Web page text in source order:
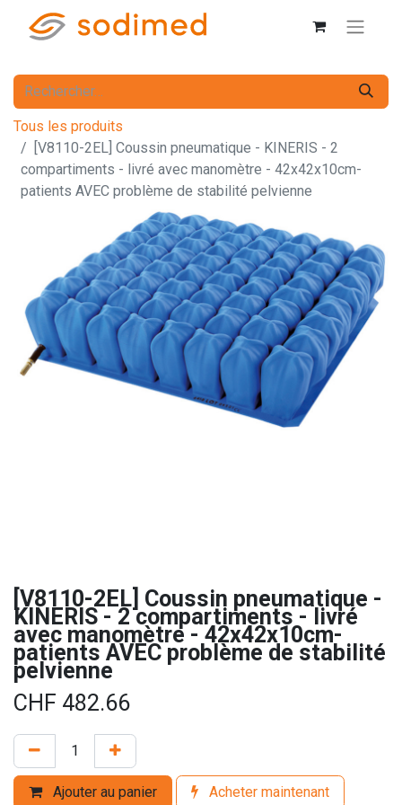
Tous les produits
[V8110-2EL] Coussin pneumatique - KINERIS - 2
compartiments - livré avec manomètre - 42x42x10cm-
patients AVEC problème de stabilité pelvienne
[V8110-2EL] Coussin pneumatique -
KINERIS - 2 compartiments - livré
avec manomètre - 42x42x10cm-
patients AVEC problème de stabilité
pelvienne
CHF 482.66
Ajouter au panier Acheter maintenant